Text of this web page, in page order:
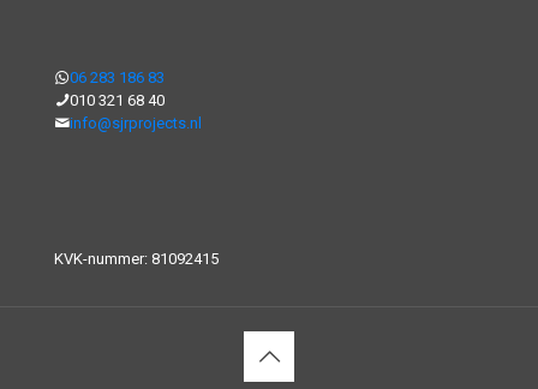
06 283 186 83
010 321 68 40
info@sjrprojects.nl
KVK-nummer: 81092415